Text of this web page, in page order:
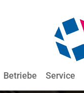
Betriebe Service